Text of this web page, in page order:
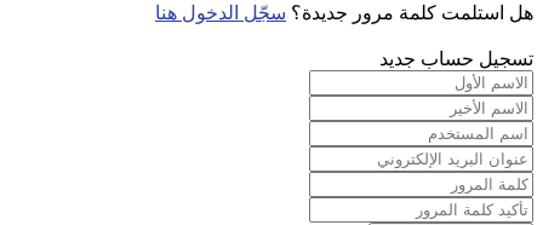
هل استلمت كلمة مرور جديدة؟ سجّل الدخول هنا
تسجيل حساب جديد